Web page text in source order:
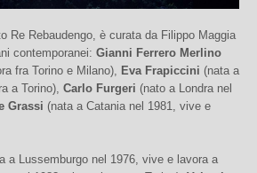
Re Rebaudengo, è curata da Filippo Maggia
contemporanei: Gianni Ferrero Merlino
fra Torino e Milano), Eva Frapiccini (nata a
a Torino), Carlo Furgeri (nato a Londra nel
Grassi (nata a Catania nel 1981, vive e
a Lussemburgo nel 1976, vive e lavora a